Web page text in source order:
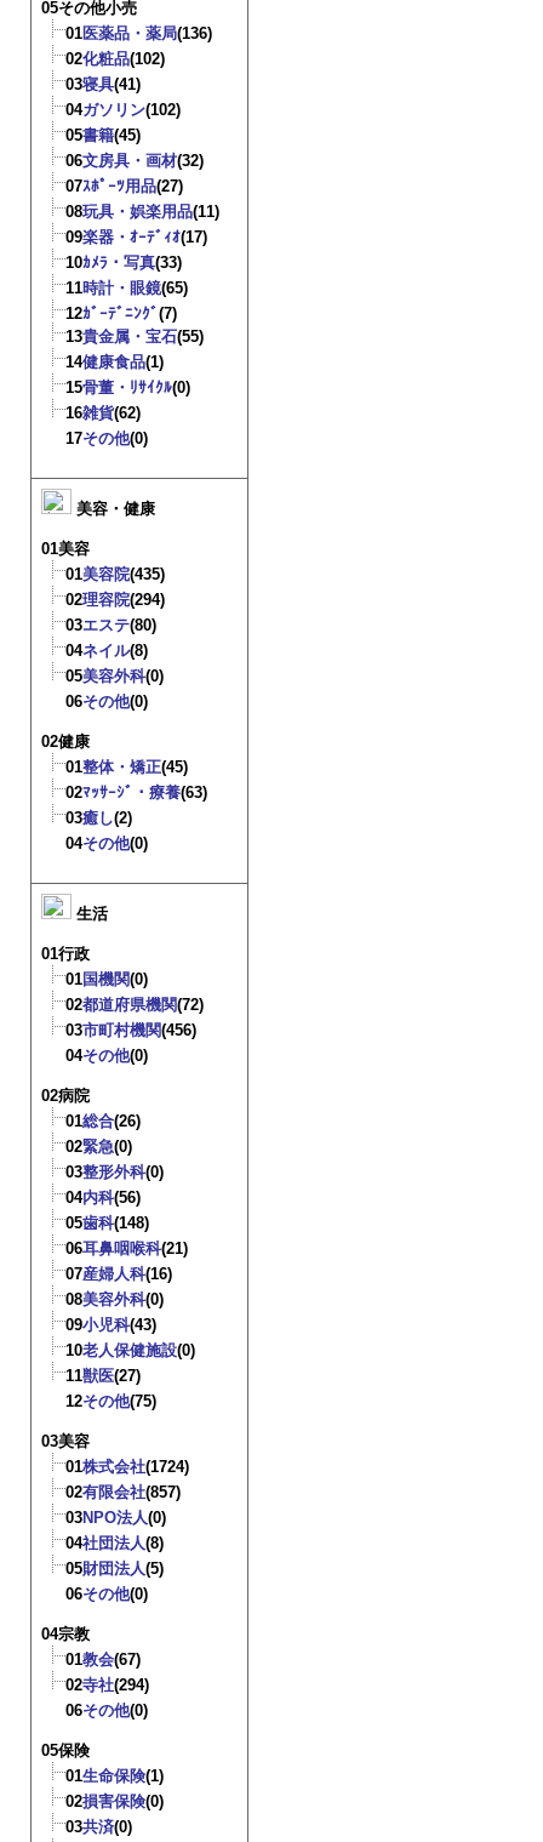
05その他小売
01医薬品・薬局(136)
02化粧品(102)
03寝具(41)
04ガソリン(102)
05書籍(45)
06文房具・画材(32)
07ｽﾎﾟｰﾂ用品(27)
08玩具・娯楽用品(11)
09楽器・ｵｰﾃﾞｨｵ(17)
10ｶﾒﾗ・写真(33)
11時計・眼鏡(65)
12ｶﾞｰﾃﾞﾆﾝｸﾞ(7)
13貴金属・宝石(55)
14健康食品(1)
15骨董・ﾘｻｲｸﾙ(0)
16雑貨(62)
17その他(0)
美容・健康
01美容
01美容院(435)
02理容院(294)
03エステ(80)
04ネイル(8)
05美容外科(0)
06その他(0)
02健康
01整体・矯正(45)
02ﾏｯｻｰｼﾞ・療養(63)
03癒し(2)
04その他(0)
生活
01行政
01国機関(0)
02都道府県機関(72)
03市町村機関(456)
04その他(0)
02病院
01総合(26)
02緊急(0)
03整形外科(0)
04内科(56)
05歯科(148)
06耳鼻咽喉科(21)
07産婦人科(16)
08美容外科(0)
09小児科(43)
10老人保健施設(0)
11獣医(27)
12その他(75)
03美容
01株式会社(1724)
02有限会社(857)
03NPO法人(0)
04社団法人(8)
05財団法人(5)
06その他(0)
04宗教
01教会(67)
02寺社(294)
06その他(0)
05保険
01生命保険(1)
02損害保険(0)
03共済(0)